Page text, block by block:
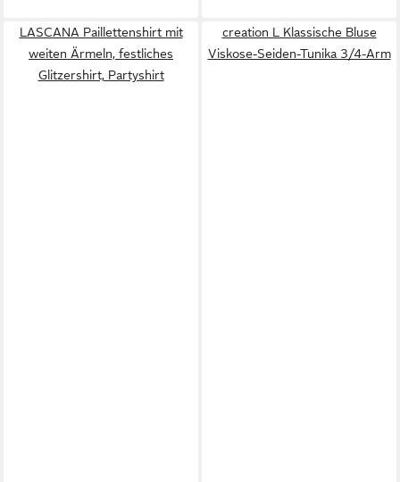
LASCANA Paillettenshirt mit
weiten Ärmeln, festliches
Glitzershirt, Partyshirt
creation L Klassische Bluse
Viskose-Seiden-Tunika 3/4-Arm